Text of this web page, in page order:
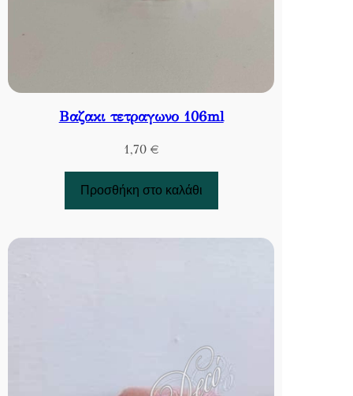
Βαζακι τετραγωνο 106ml
1,70 €
Προσθήκη στο καλάθι